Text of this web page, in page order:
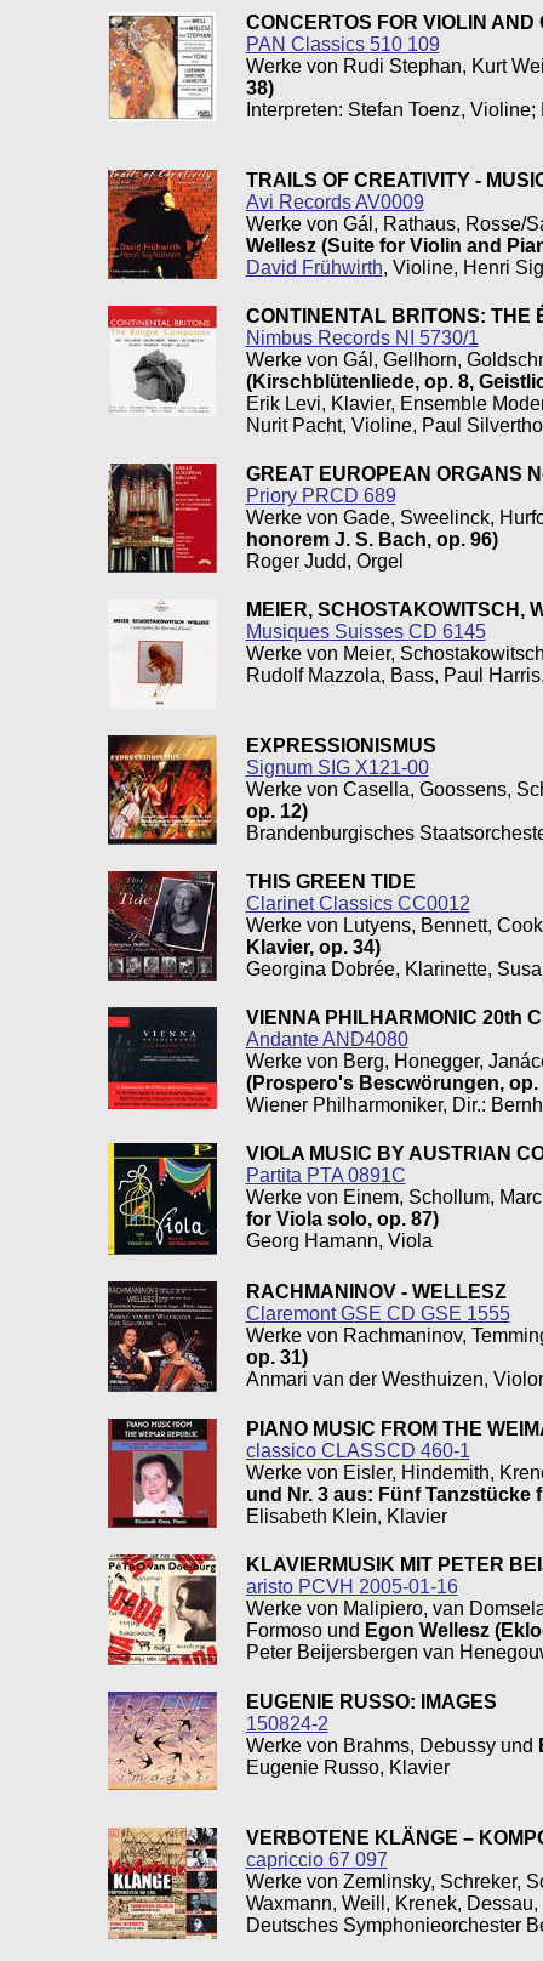
CONCERTOS FOR VIOLIN AND
PAN Classics 510 109
Werke von Rudi Stephan, Kurt
38)
Interpreten: Stefan Toenz,
TRAILS OF CREATIVITY -
Avi Records AV0009
Werke von Gál, Rathaus, Rosse/
Wellesz (Suite for Violin and
David Frühwirth, Violine, Henri
CONTINENTAL BRITONS: THE
Nimbus Records NI 5730/1
Werke von Gál, Gellhorn,
(Kirschblütenliede, op. 8,
Erik Levi, Klavier, Ensemble
Nurit Pacht, Violine, Paul
GREAT EUROPEAN ORGANS
Priory PRCD 689
Werke von Gade, Sweelinck,
honorem J. S. Bach, op. 96)
Roger Judd, Orgel
MEIER, SCHOSTAKOWITSCH,
Musiques Suisses CD 6145
Werke von Meier,
Rudolf Mazzola, Bass, Paul
EXPRESSIONISMUS
Signum SIG X121-00
Werke von Casella, Goossens,
op. 12)
Brandenburgisches
THIS GREEN TIDE
Clarinet Classics CC0012
Werke von Lutyens, Bennett,
Klavier, op. 34)
Georgina Dobrée, Klarinette,
VIENNA PHILHARMONIC 20th
Andante AND4080
Werke von Berg, Honegger,
(Prospero's Bescwörungen, op.
Wiener Philharmoniker, Dir.:
VIOLA MUSIC BY AUSTRIAN
Partita PTA 0891C
Werke von Einem, Schollum,
for Viola solo, op. 87)
Georg Hamann, Viola
RACHMANINOV - WELLESZ
Claremont GSE CD GSE 1555
Werke von Rachmaninov,
op. 31)
Anmari van der Westhuizen,
PIANO MUSIC FROM THE
classico CLASSCD 460-1
Werke von Eisler, Hindemith,
und Nr. 3 aus: Fünf Tanzstücke
Elisabeth Klein, Klavier
KLAVIERMUSIK MIT PETER
aristo PCVH 2005-01-16
Werke von Malipiero, van
Formoso und Egon Wellesz
Peter Beijersbergen van
EUGENIE RUSSO: IMAGES
150824-2
Werke von Brahms, Debussy und
Eugenie Russo, Klavier
VERBOTENE KLÄNGE –
capriccio 67 097
Werke von Zemlinsky, Schreker,
Waxmann, Weill, Krenek,
Deutsches Symphonieorchester